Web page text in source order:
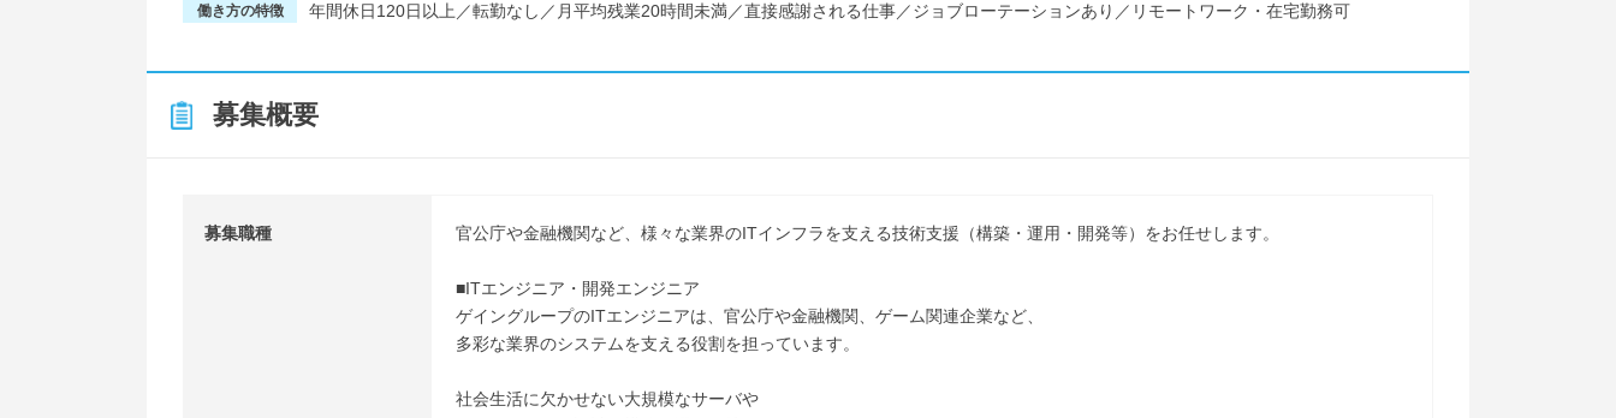
働き方の特徴 年間休日120日以上／転勤なし／月平均残業20時間未満／直接感謝される仕事／ジョブローテーションあり／リモートワーク・在宅勤務可
募集概要
募集職種 官公庁や金融機関など、様々な業界のITインフラを支える技術支援（構築・運用・開発等）をお任せします。
■ITエンジニア・開発エンジニア
ゲイングループのITエンジニアは、官公庁や金融機関、ゲーム関連企業など、
多彩な業界のシステムを支える役割を担っています。
社会生活に欠かせない大規模なサーバや